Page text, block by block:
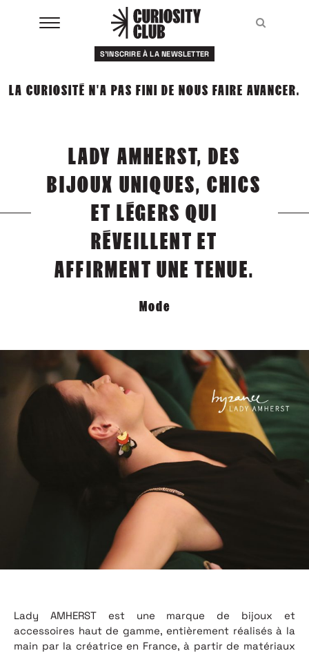
S'INSCRIRE À LA NEWSLETTER
LA CURIOSITÉ N'A PAS FINI DE NOUS FAIRE AVANCER.
LADY AMHERST, DES
BIJOUX UNIQUES, CHICS
ET LÉGERS QUI
RÉVEILLENT ET
AFFIRMENT UNE TENUE.
Mode
Lady AMHERST est une marque de bijoux et
accessoires haut de gamme, entièrement réalisés à la
main par la créatrice en France, à partir de matériaux